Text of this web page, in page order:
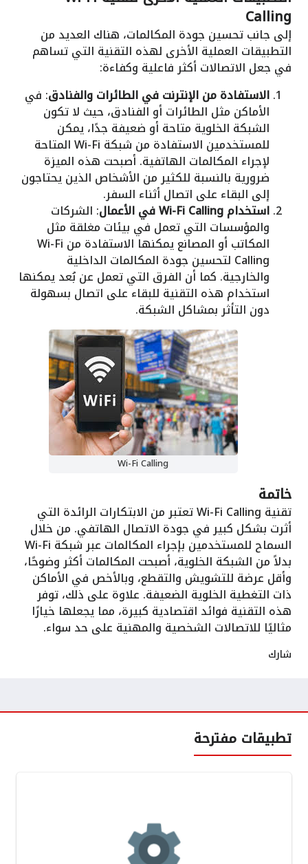
Calling
إلى جانب تحسين جودة المكالمات، هناك العديد من
التطبيقات العملية الأخرى لهذه التقنية التي تساهم
في جعل الاتصالات أكثر فاعلية وكفاءة:
الاستفادة من الإنترنت في الطائرات والفنادق: في
الأماكن مثل الطائرات أو الفنادق، حيث لا تكون
الشبكة الخلوية متاحة أو ضعيفة جدًا، يمكن
للمستخدمين الاستفادة من شبكة Wi-Fi المتاحة
لإجراء المكالمات الهاتفية. أصبحت هذه الميزة
ضرورية بالنسبة للكثير من الأشخاص الذين يحتاجون
إلى البقاء على اتصال أثناء السفر.
استخدام Wi-Fi Calling في الأعمال : الشركات
والمؤسسات التي تعمل في بيئات مغلقة مثل
المكاتب أو المصانع يمكنها الاستفادة من Wi-Fi
Calling لتحسين جودة المكالمات الداخلية
والخارجية. كما أن الفرق التي تعمل عن بُعد يمكنها
استخدام هذه التقنية للبقاء على اتصال بسهولة
دون التأثر بمشاكل الشبكة.
Wi-Fi Calling
خاتمة
تقنية Wi-Fi Calling تعتبر من الابتكارات الرائدة التي
أثرت بشكل كبير في جودة الاتصال الهاتفي. من خلال
السماح للمستخدمين بإجراء المكالمات عبر شبكة Wi-Fi
بدلاً من الشبكة الخلوية، أصبحت المكالمات أكثر وضوحًا،
وأقل عرضة للتشويش والتقطع، وبالأخص في الأماكن
ذات التغطية الخلوية الضعيفة. علاوة على ذلك، توفر
هذه التقنية فوائد اقتصادية كبيرة، مما يجعلها خيارًا
مثاليًا للاتصالات الشخصية والمهنية على حد سواء.
شارك
تطبيقات مفترحة